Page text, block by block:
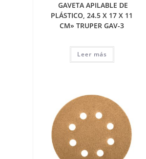
GAVETA APILABLE DE
PLÁSTICO, 24.5 X 17 X 11
CM» TRUPER GAV-3
Leer más